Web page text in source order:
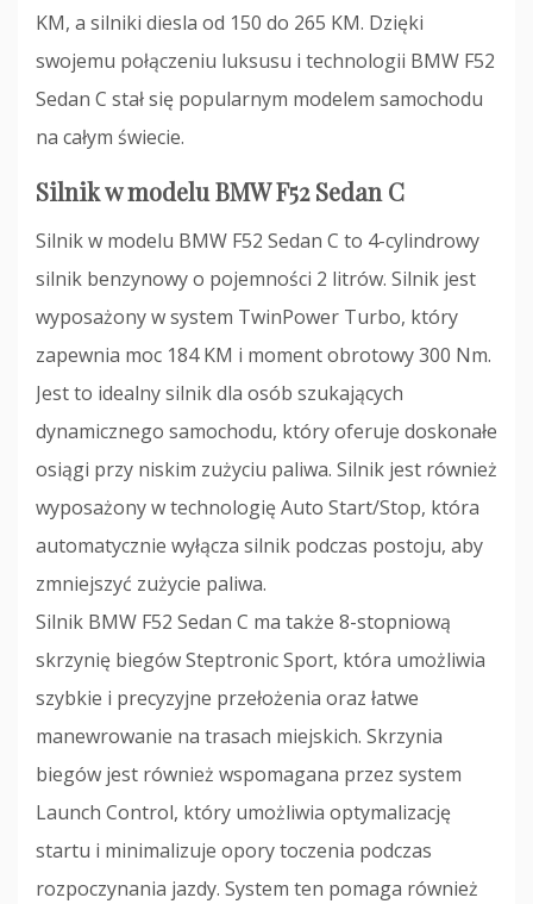
KM, a silniki diesla od 150 do 265 KM. Dzięki
swojemu połączeniu luksusu i technologii BMW F52
Sedan C stał się popularnym modelem samochodu
na całym świecie.
Silnik w modelu BMW F52 Sedan C
Silnik w modelu BMW F52 Sedan C to 4-cylindrowy
silnik benzynowy o pojemności 2 litrów. Silnik jest
wyposażony w system TwinPower Turbo, który
zapewnia moc 184 KM i moment obrotowy 300 Nm.
Jest to idealny silnik dla osób szukających
dynamicznego samochodu, który oferuje doskonałe
osiągi przy niskim zużyciu paliwa. Silnik jest również
wyposażony w technologię Auto Start/Stop, która
automatycznie wyłącza silnik podczas postoju, aby
zmniejszyć zużycie paliwa.
Silnik BMW F52 Sedan C ma także 8-stopniową
skrzynię biegów Steptronic Sport, która umożliwia
szybkie i precyzyjne przełożenia oraz łatwe
manewrowanie na trasach miejskich. Skrzynia
biegów jest również wspomagana przez system
Launch Control, który umożliwia optymalizację
startu i minimalizuje opory toczenia podczas
rozpoczynania jazdy. System ten pomaga również